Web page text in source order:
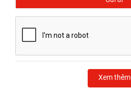
Xem thêm